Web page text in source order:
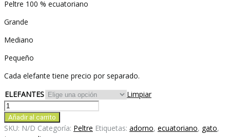
Peltre 100 % ecuatoriano
Grande
Mediano
Pequeño
Cada elefante tiene precio por separado.
ELEFANTES
Limpiar
ELEFANTES
TROMPA
LAGA
Añadir al carrito
SKU: N/D Categoría: Peltre Etiquetas: adorno, ecuatoriano, gato,